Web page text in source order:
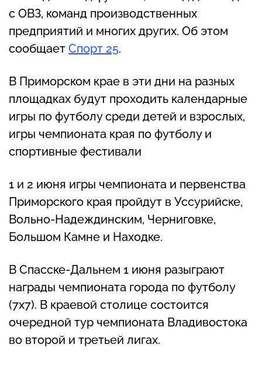
с ОВЗ, команд производственных
предприятий и многих других. Об этом
сообщает Спорт 25.
В Приморском крае в эти дни на разных
площадках будут проходить календарные
игры по футболу среди детей и взрослых,
игры чемпионата края по футболу и
спортивные фестивали
1 и 2 июня игры чемпионата и первенства
Приморского края пройдут в Уссурийске,
Вольно-Надеждинским, Черниговке,
Большом Камне и Находке.
В Спасске-Дальнем 1 июня разыграют
награды чемпионата города по футболу
(7х7). В краевой столице состоится
очередной тур чемпионата Владивостока
во второй и третьей лигах.